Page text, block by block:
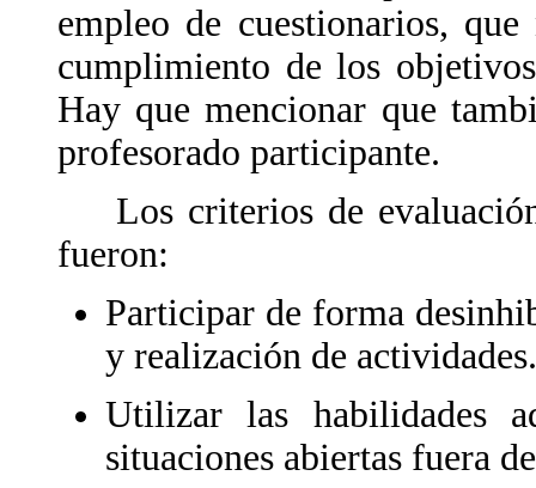
empleo de cuestionarios,
cumplimiento de los
Hay que mencionar que
profesorado participante.
Los criterios de evaluación
fueron:
Participar de forma
y realización de actividades.
Utilizar las habilidades
situaciones abiertas fuera